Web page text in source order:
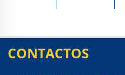
CONTACTOS